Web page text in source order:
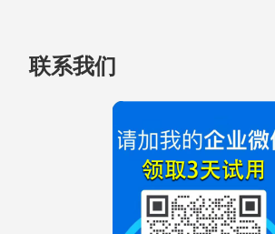
联系我们